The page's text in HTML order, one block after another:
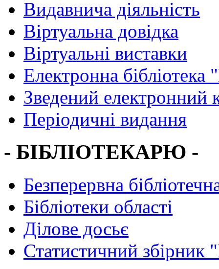
Видавнича діяльність
Віртуальна довідка
Віртуальні виставки
Електронна
Зведений електронний
Періодичні видання
- БІБЛІОТЕКАРЮ -
Безперервна
Бібліотеки області
Ділове досьє
Статистичний